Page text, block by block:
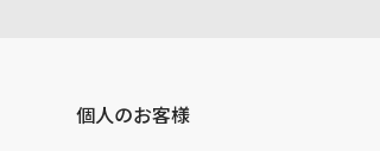
個人のお客様